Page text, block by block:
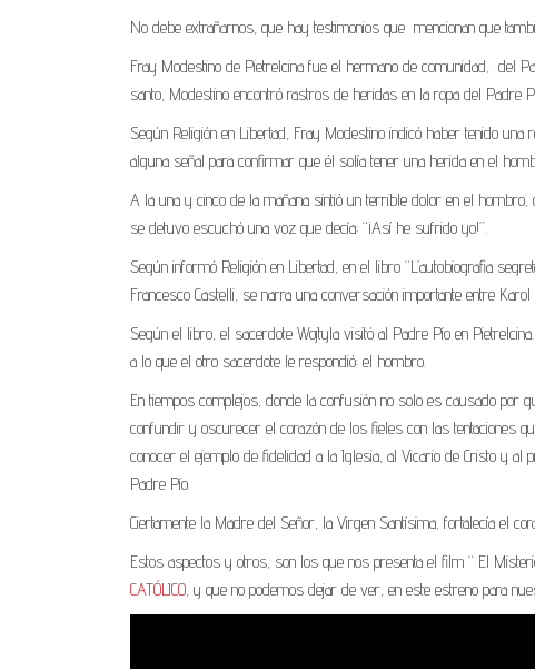
No debe extrañarnos, que hay testimonios que mencionan que
Fray Modestino de Pietrelcina fue el hermano de comunidad,
del
santo, Modestino encontró rastros de heridas en la ropa del Padre
Según Religión en Libertad, Fray Modestino indicó haber tenido
alguna señal para confirmar que él solía tener una herida en el
A la una y cinco de la mañana sintió un terrible dolor en el
se detuvo escuchó una voz que decía: “¡Así he sufrido yo!”.
Según informó Religión en Libertad, en el libro “L’autobiografia
Francesco Castelli, se narra una conversación importante entre Karol
Según el libro, el sacerdote Wojtyla visitó al Padre Pío en
a lo que el otro sacerdote le respondió: el hombro.
En tiempos complejos, donde la confusión no solo es causado por
confundir y oscurecer el corazón de los fieles con las tentaciones
conocer el ejemplo de fidelidad a la Iglesia, al Vicario de Cristo y
Padre Pío.
Ciertamente la Madre del Señor, la Virgen Santísima, fortalecía el
Estos aspectos y otros, son los que nos presenta el film “ El
CATÓLICO , y que no podemos dejar de ver, en este estreno para